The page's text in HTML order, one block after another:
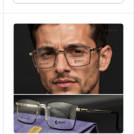
چشم شما ) به همراه پک کامل